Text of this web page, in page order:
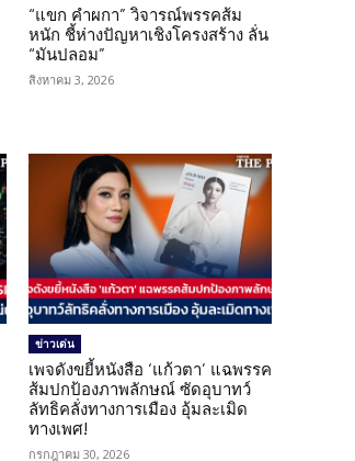
“แขก คำผกา” วิจารณ์พรรคส้ม
หนัก ชี้ห่างปัญหาเชิงโครงสร้าง ลั่น
“มันปลอม”
สิงหาคม 3, 2026
ข่าวเด่น
เพจดังขยี้หนังสือ ‘แก้วตา’ แฉพรรค
ส้มปกป้องภาพลักษณ์ ซัดอุบาทว์
ลัทธิคลั่งทางการเมือง อุ้มละเมิด
ทางเพศ!
กรกฎาคม 30, 2026